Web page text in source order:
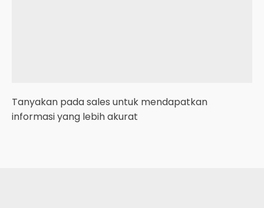
Tanyakan pada sales untuk mendapatkan
informasi yang lebih akurat